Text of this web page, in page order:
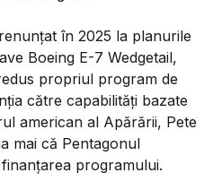
în 2025 la planurile
Boeing E-7 Wedgetail,
propriul program de
către capabilități bazate
american al Apărării, Pete
mai că Pentagonul
programului.